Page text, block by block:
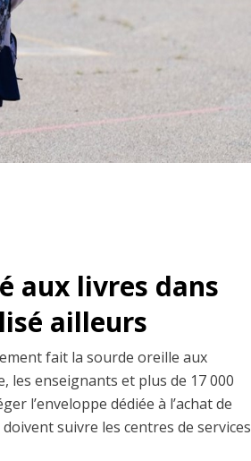
aux livres dans
ailleurs
fait la sourde oreille aux
les enseignants et plus de 17 000
l’enveloppe dédiée à l’achat de
suivre les centres de services